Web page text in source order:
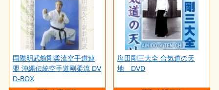
国際明武館剛柔流空手道連
盟 沖縄伝統空手道剛柔流 DV
D-BOX
塩田剛三大全 合気道の天
地 DVD